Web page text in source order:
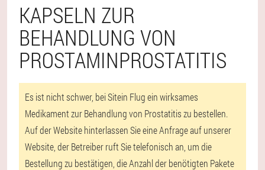
KAPSELN ZUR
BEHANDLUNG VON
PROSTAMINPROSTATITIS
Es ist nicht schwer, bei Sitein Flug ein wirksames
Medikament zur Behandlung von Prostatitis zu bestellen.
Auf der Website hinterlassen Sie eine Anfrage auf unserer
Website, der Betreiber ruft Sie telefonisch an, um die
Bestellung zu bestätigen, die Anzahl der benötigten Pakete